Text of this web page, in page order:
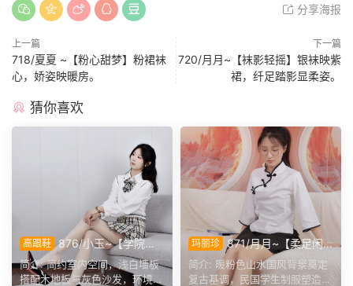
分享海报
上一篇
718/夏夏 ~【粉心甜梦】粉裙袜
心，娇姿映暖房。
下一篇
720/月月~【袜影轻摇】银袜映紫
裙，纤足踏影显柔姿。
猜你喜欢
高跟鞋 876/小玉~【学院闲
叙】室间学院格调，抬脚轻卸
鞋履，尽显少女灵动姿态。
简介: 简约室内空间，浅白墙板
搭配木地板与灰色沙发，环境干
玛丽珍 871/月月~【柔足闲
叙】民国学子装束，静坐脱
履，轻揉足尖尽享悠然时光。
简介: 暖粉色山水国风背景奠定
复古基调，民国学生制服塑造经